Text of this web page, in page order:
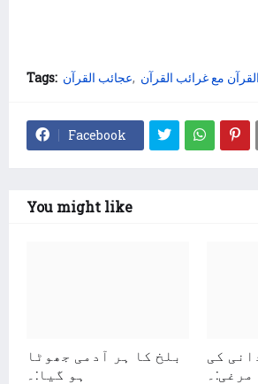
Tags: عجائب القرآن مع غرائب القرآن
Facebook
You might like
بلخ کا ہر آدمی جھوٹا
ہو گیا:۔
کی
مرغی:۔